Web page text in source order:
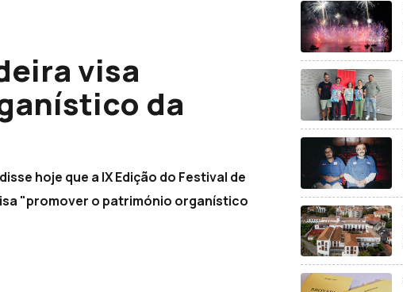
visa
da
hoje que a IX Edição do Festival de
"promover o património organístico